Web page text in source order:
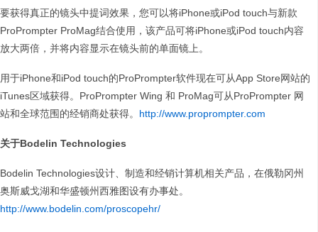
要获得真正的镜头中提词效果，您可以将iPhone或iPod touch与新款
ProPrompter ProMag结合使用，该产品可将iPhone或iPod touch内容
放大两倍，并将内容显示在镜头前的单面镜上。
用于iPhone和iPod touch的ProPrompter软件现在可从App Store网站的
iTunes区域获得。ProPrompter Wing 和 ProMag可从ProPrompter 网
站和全球范围的经销商处获得。 http://www.proprompter.com
关于Bodelin Technologies
Bodelin Technologies设计、制造和经销计算机相关产品，在俄勒冈州
奥斯威戈湖和华盛顿州西雅图设有办事处。
http://www.bodelin.com/proscopehr/